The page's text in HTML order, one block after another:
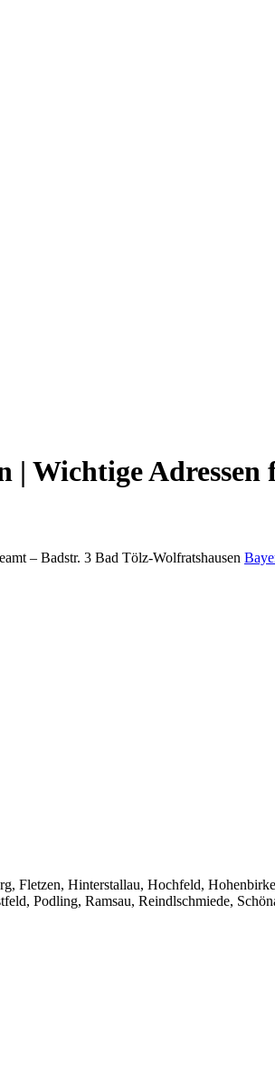
Wichtige
– Badstr. 3 Bad Tölz-Wolfratshausen
Fletzen, Hinterstallau, Hochfeld,
Podling, Ramsau, Reindlschmiede,